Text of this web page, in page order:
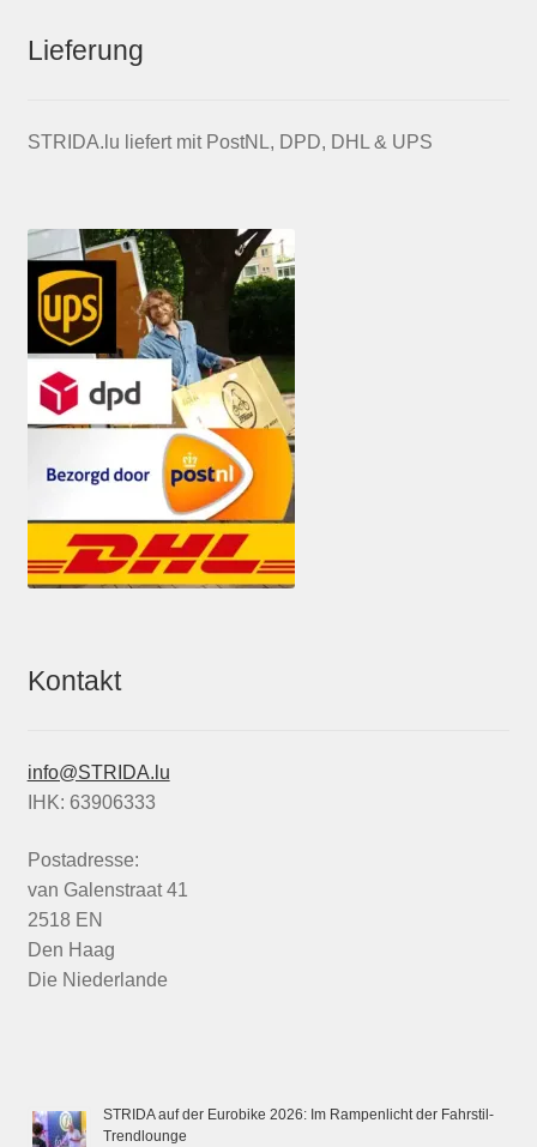
Lieferung
STRIDA.lu liefert mit PostNL, DPD, DHL & UPS
Kontakt
info@STRIDA.lu
IHK: 63906333
Postadresse:
van Galenstraat 41
2518 EN
Den Haag
Die Niederlande
STRIDA auf der Eurobike 2026: Im Rampenlicht der Fahrstil-
Trendlounge